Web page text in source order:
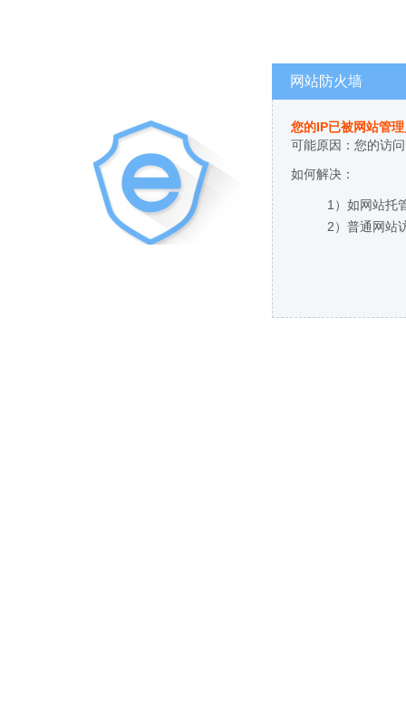
网站防火墙
您的IP已被网站管
可能原因：您的访
如何解决：
1）如网站托
2）普通网站